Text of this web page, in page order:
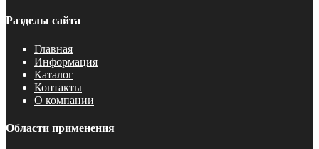
Разделы сайта
Главная
Информация
Каталог
Контакты
О компании
Области применения